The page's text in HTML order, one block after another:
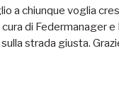
a chiunque voglia
di Federmanager
strada giusta.